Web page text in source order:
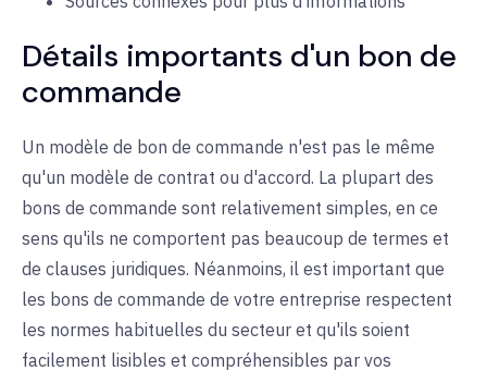
Détails importants d'un bon de
commande
Un modèle de bon de commande n'est pas le même
qu'un modèle de contrat ou d'accord. La plupart des
bons de commande sont relativement simples, en ce
sens qu'ils ne comportent pas beaucoup de termes et
de clauses juridiques. Néanmoins, il est important que
les bons de commande de votre entreprise respectent
les normes habituelles du secteur et qu'ils soient
facilement lisibles et compréhensibles par vos